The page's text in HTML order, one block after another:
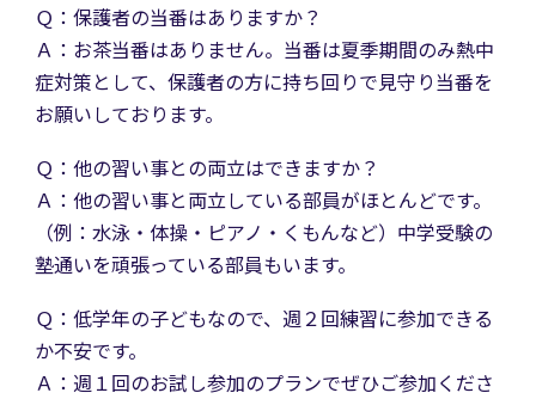
Ｑ：保護者の当番はありますか？
Ａ：お茶当番はありません。当番は夏季期間のみ熱中
症対策として、保護者の方に持ち回りで見守り当番を
お願いしております。
Ｑ：他の習い事との両立はできますか？
Ａ：他の習い事と両立している部員がほとんどです。
（例：水泳・体操・ピアノ・くもんなど）中学受験の
塾通いを頑張っている部員もいます。
Ｑ：低学年の子どもなので、週２回練習に参加できる
か不安です。
Ａ：週１回のお試し参加のプランでぜひご参加くださ